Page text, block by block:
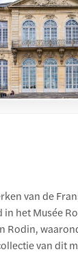
van de
het Musée
Rodin,
van dit